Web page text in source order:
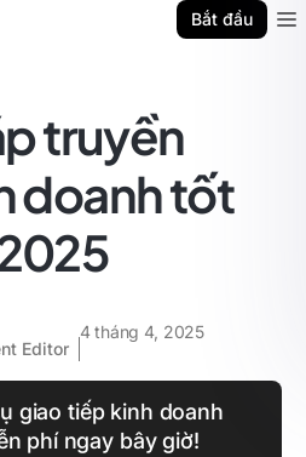
Bắt đầu
truyền
doanh tốt
Editor
4 tháng 4, 2025
giao tiếp kinh doanh
phí ngay bây giờ!